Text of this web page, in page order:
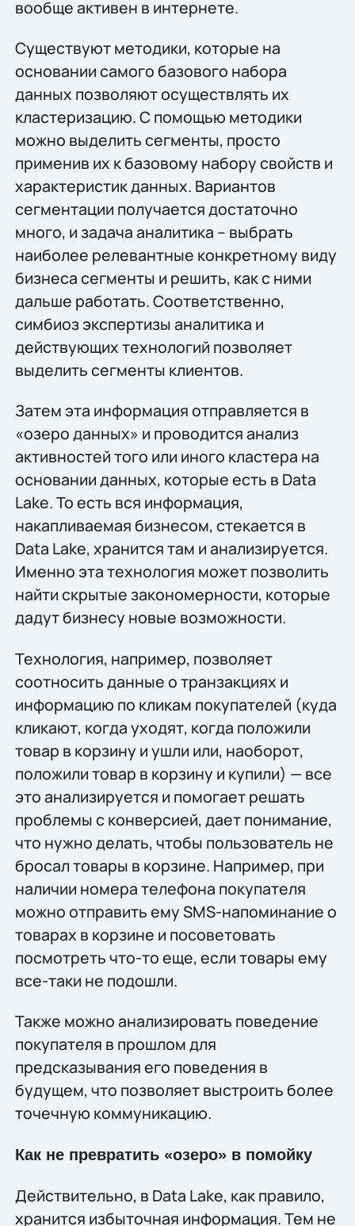
вообще активен в интернете.
Существуют методики, которые на
основании самого базового набора
данных позволяют осуществлять их
кластеризацию. С помощью методики
можно выделить сегменты, просто
применив их к базовому набору свойств и
характеристик данных. Вариантов
сегментации получается достаточно
много, и задача аналитика – выбрать
наиболее релевантные конкретному виду
бизнеса сегменты и решить, как с ними
дальше работать. Соответственно,
симбиоз экспертизы аналитика и
действующих технологий позволяет
выделить сегменты клиентов.
Затем эта информация отправляется в
«озеро данных» и проводится анализ
активностей того или иного кластера на
основании данных, которые есть в Data
Lake. То есть вся информация,
накапливаемая бизнесом, стекается в
Data Lake, хранится там и анализируется.
Именно эта технология может позволить
найти скрытые закономерности, которые
дадут бизнесу новые возможности.
Технология, например, позволяет
соотносить данные о транзакциях и
информацию по кликам покупателей (куда
кликают, когда уходят, когда положили
товар в корзину и ушли или, наоборот,
положили товар в корзину и купили) — все
это анализируется и помогает решать
проблемы с конверсией, дает понимание,
что нужно делать, чтобы пользователь не
бросал товары в корзине. Например, при
наличии номера телефона покупателя
можно отправить ему SMS-напоминание о
товарах в корзине и посоветовать
посмотреть что-то еще, если товары ему
все-таки не подошли.
Также можно анализировать поведение
покупателя в прошлом для
предсказывания его поведения в
будущем, что позволяет выстроить более
точечную коммуникацию.
Как не превратить «озеро» в помойку
Действительно, в Data Lake, как правило,
хранится избыточная информация. Тем не